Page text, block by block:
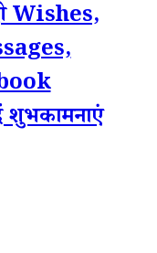
Wishes,